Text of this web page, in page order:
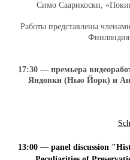
Симо Саарикоски,
Работы представлены
17:30 — премьера
Яндовки (Нью Йорк) и
13:00 — panel discussion